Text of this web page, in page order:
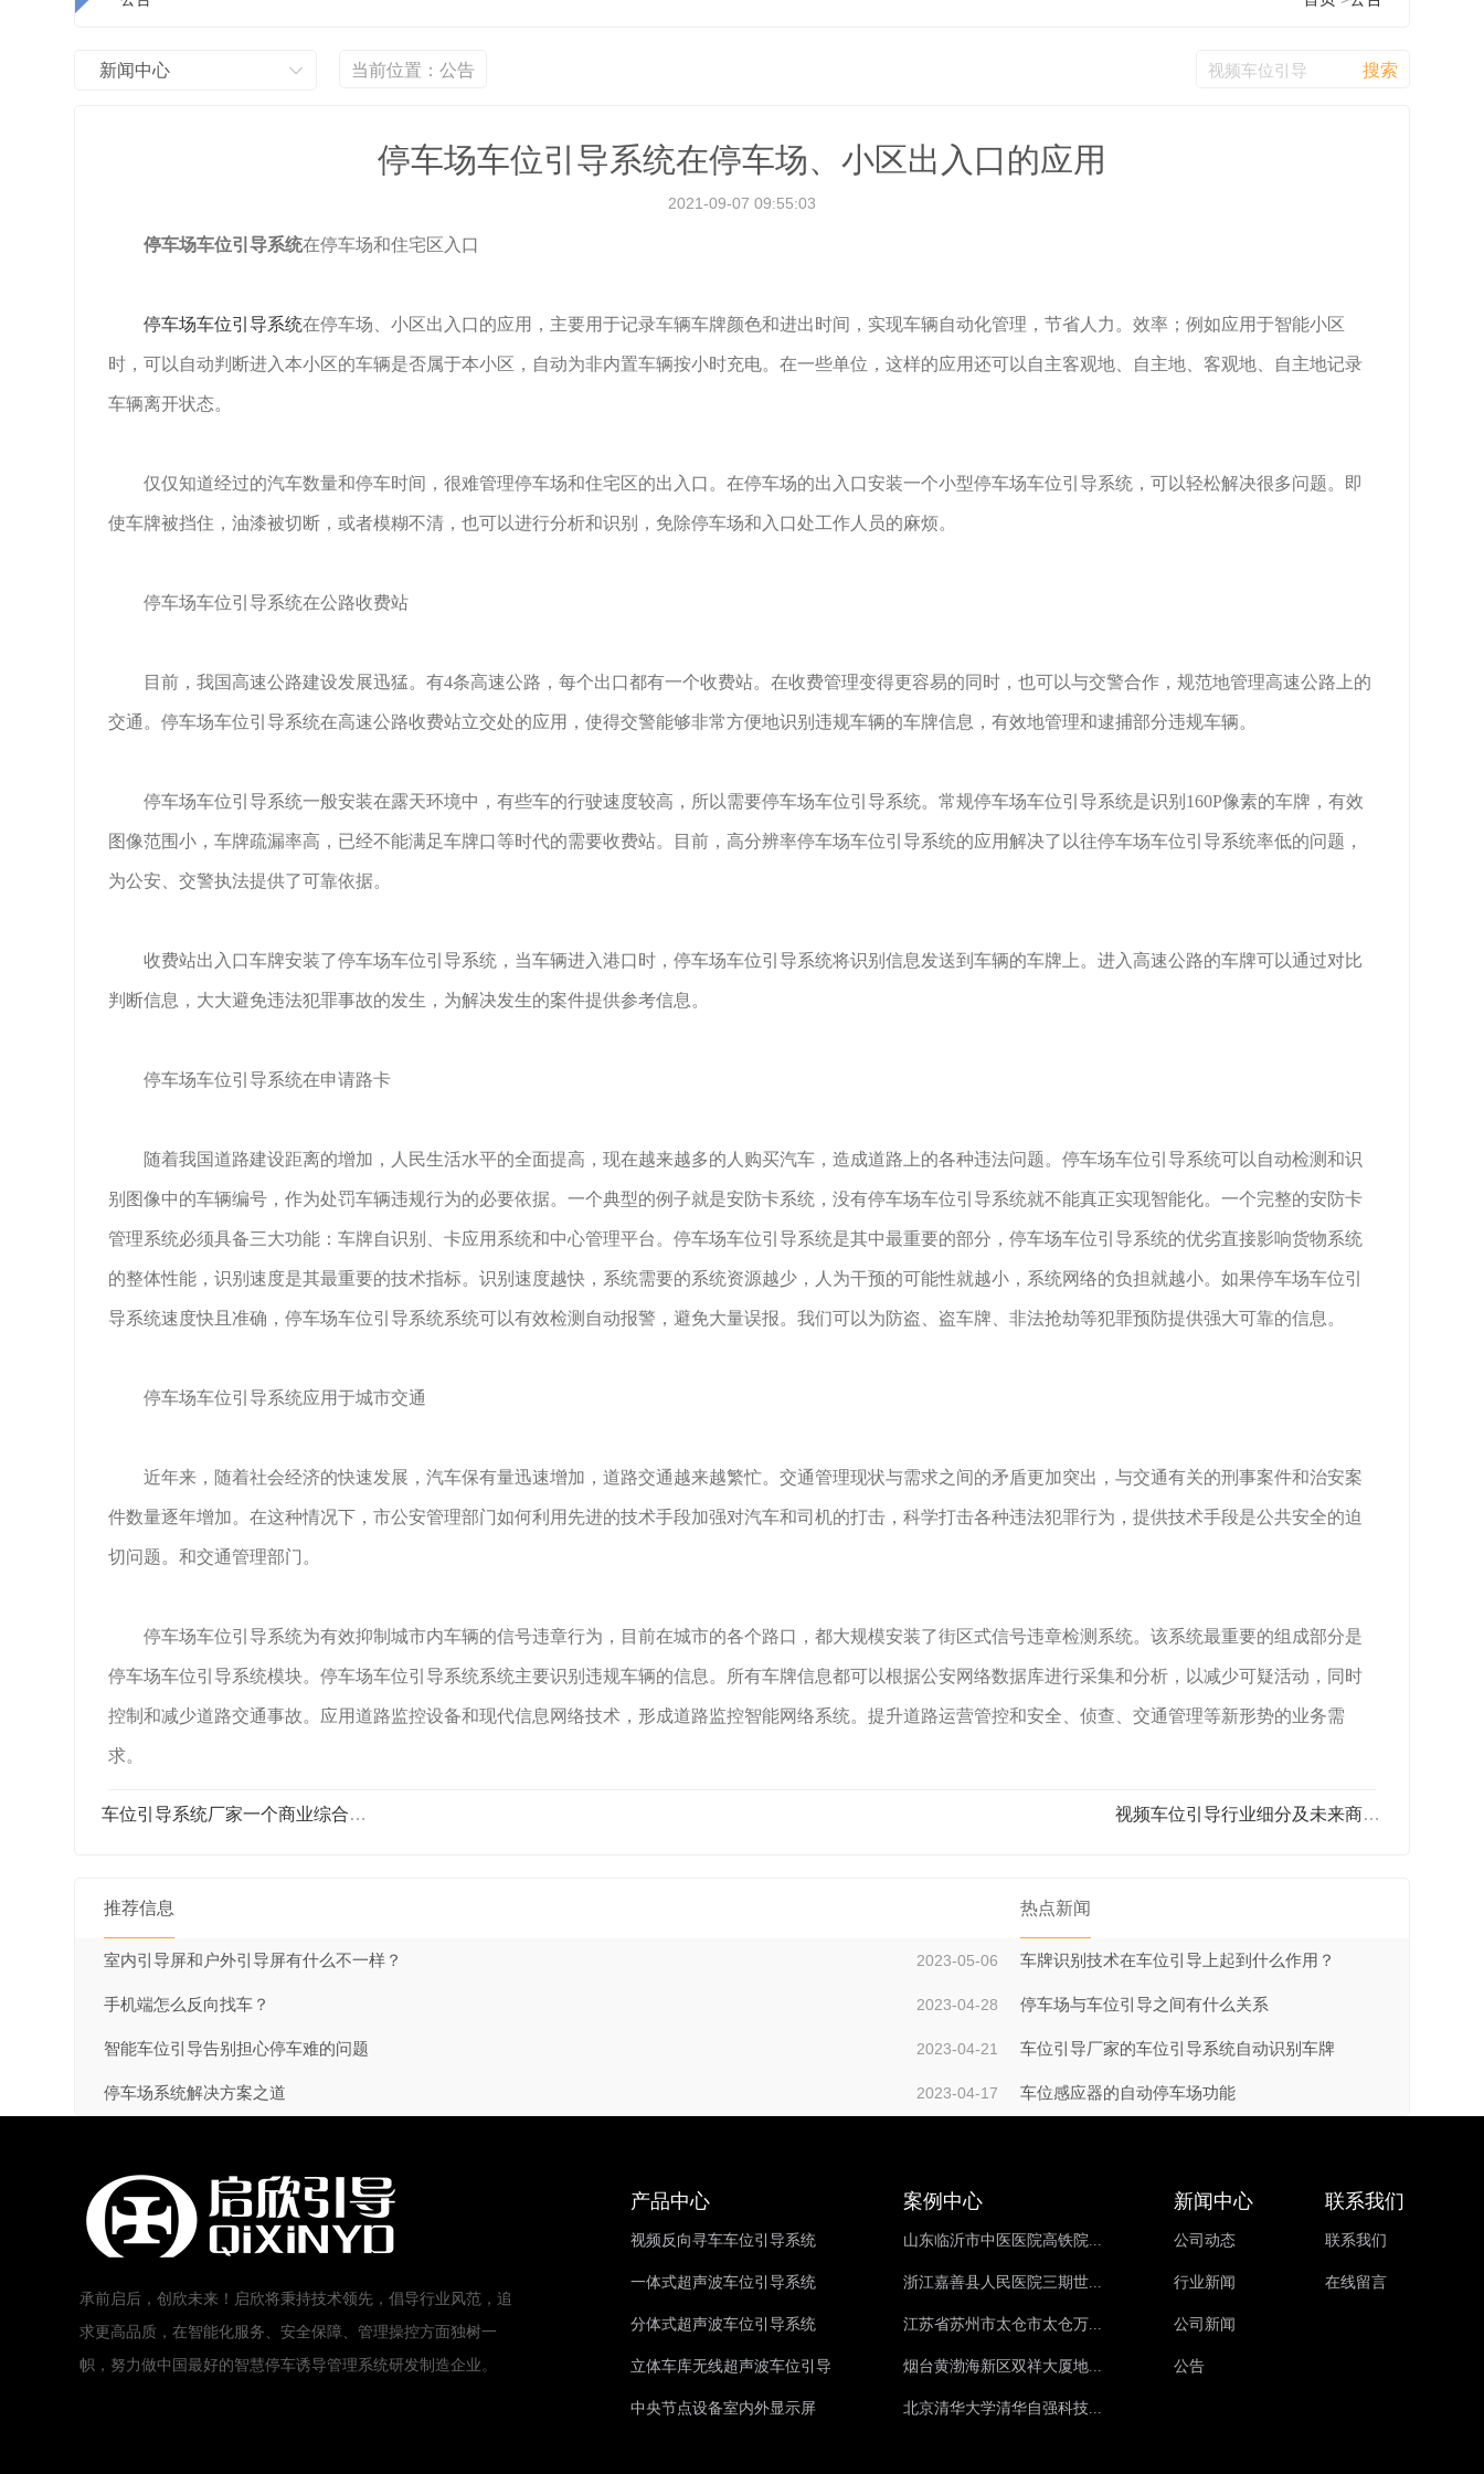
新闻中心 当前位置：公告
停车场车位引导系统在停车场、小区出入口的应用
2021-09-07 09:55:03
停车场车位引导系统在停车场和住宅区入口
停车场车位引导系统在停车场、小区出入口的应用，主要用于记录车辆车牌颜色和进出时间，实现车辆自动化管理，节省人力。效率；例如应用于智能小区
时，可以自动判断进入本小区的车辆是否属于本小区，自动为非内置车辆按小时充电。在一些单位，这样的应用还可以自主客观地、自主地、客观地、自主地记录
车辆离开状态。
仅仅知道经过的汽车数量和停车时间，很难管理停车场和住宅区的出入口。在停车场的出入口安装一个小型停车场车位引导系统，可以轻松解决很多问题。即
使车牌被挡住，油漆被切断，或者模糊不清，也可以进行分析和识别，免除停车场和入口处工作人员的麻烦。
停车场车位引导系统在公路收费站
目前，我国高速公路建设发展迅猛。有4条高速公路，每个出口都有一个收费站。在收费管理变得更容易的同时，也可以与交警合作，规范地管理高速公路上的
交通。停车场车位引导系统在高速公路收费站立交处的应用，使得交警能够非常方便地识别违规车辆的车牌信息，有效地管理和逮捕部分违规车辆。
停车场车位引导系统一般安装在露天环境中，有些车的行驶速度较高，所以需要停车场车位引导系统。常规停车场车位引导系统是识别160P像素的车牌，有效
图像范围小，车牌疏漏率高，已经不能满足车牌口等时代的需要收费站。目前，高分辨率停车场车位引导系统的应用解决了以往停车场车位引导系统率低的问题，
为公安、交警执法提供了可靠依据。
收费站出入口车牌安装了停车场车位引导系统，当车辆进入港口时，停车场车位引导系统将识别信息发送到车辆的车牌上。进入高速公路的车牌可以通过对比
判断信息，大大避免违法犯罪事故的发生，为解决发生的案件提供参考信息。
停车场车位引导系统在申请路卡
随着我国道路建设距离的增加，人民生活水平的全面提高，现在越来越多的人购买汽车，造成道路上的各种违法问题。停车场车位引导系统可以自动检测和识
别图像中的车辆编号，作为处罚车辆违规行为的必要依据。一个典型的例子就是安防卡系统，没有停车场车位引导系统就不能真正实现智能化。一个完整的安防卡
管理系统必须具备三大功能：车牌自识别、卡应用系统和中心管理平台。停车场车位引导系统是其中最重要的部分，停车场车位引导系统的优劣直接影响货物系统
的整体性能，识别速度是其最重要的技术指标。识别速度越快，系统需要的系统资源越少，人为干预的可能性就越小，系统网络的负担就越小。如果停车场车位引
导系统速度快且准确，停车场车位引导系统系统可以有效检测自动报警，避免大量误报。我们可以为防盗、盗车牌、非法抢劫等犯罪预防提供强大可靠的信息。
停车场车位引导系统应用于城市交通
近年来，随着社会经济的快速发展，汽车保有量迅速增加，道路交通越来越繁忙。交通管理现状与需求之间的矛盾更加突出，与交通有关的刑事案件和治安案
件数量逐年增加。在这种情况下，市公安管理部门如何利用先进的技术手段加强对汽车和司机的打击，科学打击各种违法犯罪行为，提供技术手段是公共安全的迫
切问题。和交通管理部门。
停车场车位引导系统为有效抑制城市内车辆的信号违章行为，目前在城市的各个路口，都大规模安装了街区式信号违章检测系统。该系统最重要的组成部分是
停车场车位引导系统模块。停车场车位引导系统系统主要识别违规车辆的信息。所有车牌信息都可以根据公安网络数据库进行采集和分析，以减少可疑活动，同时
控制和减少道路交通事故。应用道路监控设备和现代信息网络技术，形成道路监控智能网络系统。提升道路运营管控和安全、侦查、交通管理等新形势的业务需
求。
车位引导系统厂家一个商业综合体，这里人口... 视频车位引导行业细分及未来商业模式分析
推荐信息
室内引导屏和户外引导屏有什么不一样？ 2023-05-06
手机端怎么反向找车？ 2023-04-28
智能车位引导告别担心停车难的问题 2023-04-21
停车场系统解决方案之道 2023-04-17
热点新闻
车牌识别技术在车位引导上起到什么作用？
停车场与车位引导之间有什么关系
车位引导厂家的车位引导系统自动识别车牌
车位感应器的自动停车场功能
承前启后，创欣未来！启欣将秉持技术领先，倡导行业风范，追
求更高品质，在智能化服务、安全保障、管理操控方面独树一
帜，努力做中国最好的智慧停车诱导管理系统研发制造企业。
产品中心
视频反向寻车车位引导系统
一体式超声波车位引导系统
分体式超声波车位引导系统
立体车库无线超声波车位引导
中央节点设备室内外显示屏
案例中心
山东临沂市中医医院高铁院...
浙江嘉善县人民医院三期世...
江苏省苏州市太仓市太仓万...
烟台黄渤海新区双祥大厦地...
北京清华大学清华自强科技...
新闻中心
公司动态
行业新闻
公司新闻
公告
联系我们
联系我们
在线留言